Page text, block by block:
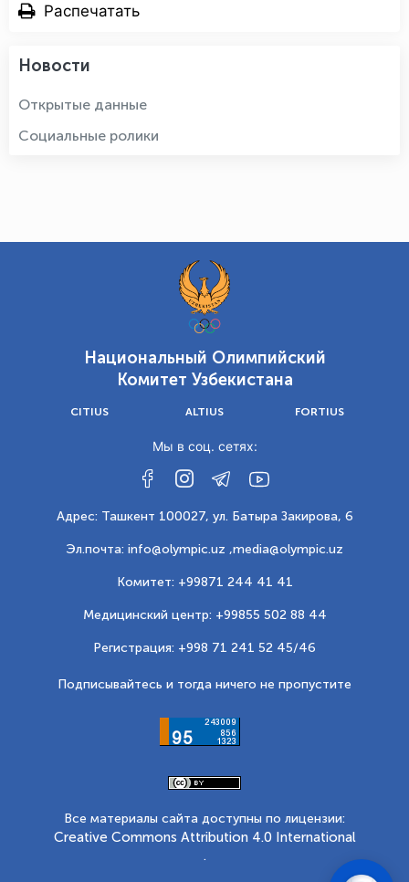
Распечатать
Новости
Открытые данные
Социальные ролики
Национальный Олимпийский
Комитет Узбекистана
CITIUS ALTIUS FORTIUS
Мы в соц. сетях:
Адрес: Ташкент 100027, ул. Батыра Закирова, 6
Эл.почта: info@olympic.uz ,media@olympic.uz
Комитет: +99871 244 41 41
Медицинский центр: +99855 502 88 44
Регистрация: +998 71 241 52 45/46
Подписывайтесь и тогда ничего не пропустите
Все материалы сайта доступны по лицензии:
Creative Commons Attribution 4.0 International
.